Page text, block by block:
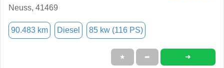
Neuss, 41469
90.483 km Diesel 85 kw (116 PS)
★ ➦ ➜